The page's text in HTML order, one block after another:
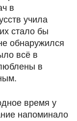
в
учила
стало бы
обнаружился
всё в
в
время у
напоминало